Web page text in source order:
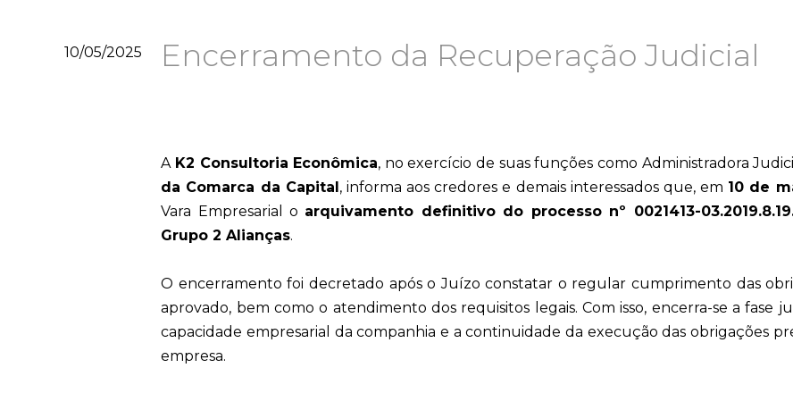
10/05/2025 Encerramento da Recuperação Judicial
A K2 Consultoria Econômica, no exercício de suas funções como Administradora
da Comarca da Capital, informa aos credores e demais interessados que, em 10 de
Vara Empresarial o arquivamento definitivo do processo nº 0021413-
Grupo 2 Alianças.
O encerramento foi decretado após o Juízo constatar o regular cumprimento das
aprovado, bem como o atendimento dos requisitos legais. Com isso, encerra-se a fase
capacidade empresarial da companhia e a continuidade da execução das obrigações
empresa.